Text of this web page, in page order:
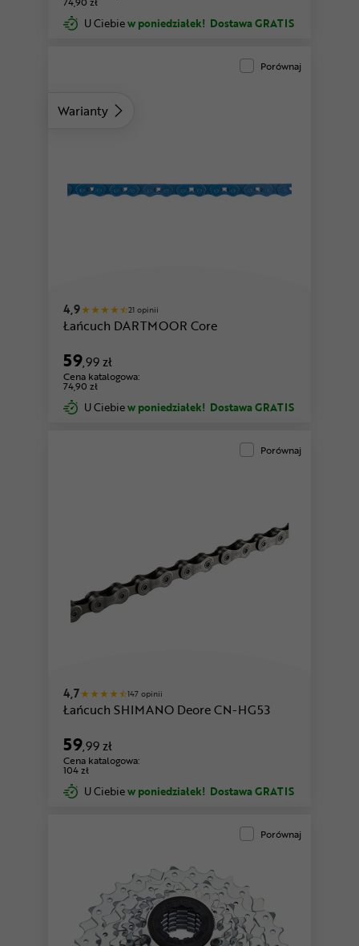
U Ciebiew poniedziałek! Dostawa GRATIS
Warianty
Porównaj
4,9 21 opinii
Łańcuch DARTMOOR Core
59,99 zł
Cena katalogowa:
74,90 zł
U Ciebiew poniedziałek! Dostawa GRATIS
Porównaj
4,7 147 opinii
Łańcuch SHIMANO Deore CN-HG53
59,99 zł
Cena katalogowa:
104 zł
U Ciebiew poniedziałek! Dostawa GRATIS
Porównaj